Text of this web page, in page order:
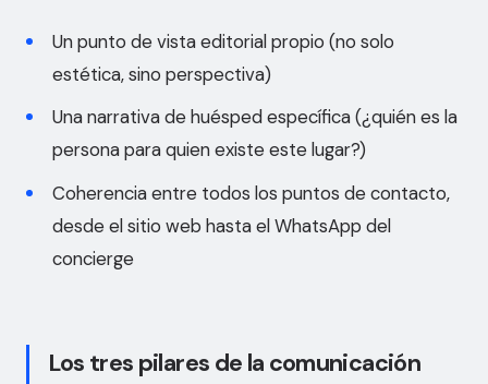
Un punto de vista editorial propio (no solo
estética, sino perspectiva)
Una narrativa de huésped específica (¿quién es la
persona para quien existe este lugar?)
Coherencia entre todos los puntos de contacto,
desde el sitio web hasta el WhatsApp del
concierge
Los tres pilares de la comunicación